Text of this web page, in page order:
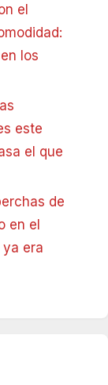
el
los
este
el que
de
en el
era